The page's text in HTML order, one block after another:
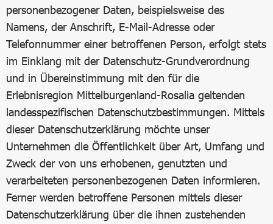
personenbezogener Daten, beispielsweise des
Namens, der Anschrift, E-Mail-Adresse oder
Telefonnummer einer betroffenen Person, erfolgt stets
im Einklang mit der Datenschutz-Grundverordnung
und in Übereinstimmung mit den für die
Erlebnisregion Mittelburgenland-Rosalia geltenden
landesspezifischen Datenschutzbestimmungen. Mittels
dieser Datenschutzerklärung möchte unser
Unternehmen die Öffentlichkeit über Art, Umfang und
Zweck der von uns erhobenen, genutzten und
verarbeiteten personenbezogenen Daten informieren.
Ferner werden betroffene Personen mittels dieser
Datenschutzerklärung über die ihnen zustehenden